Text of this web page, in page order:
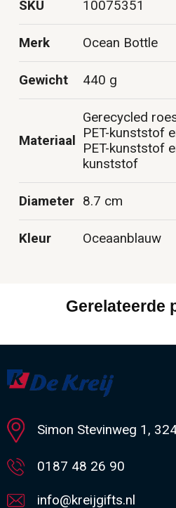
SKU 10075351
Merk Ocean Bottle
Gewicht 440 g
Materiaal
Gerecycled
PET-kunststof
PET-kunststof
kunststof
Diameter 8.7 cm
Kleur Oceaanblauw
Gerelateerde
Simon Stevinweg 1,
0187 48 26 90
info@kreijgifts.nl